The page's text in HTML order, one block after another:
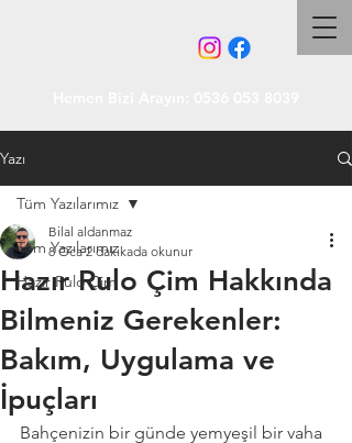
Yazı
Tüm Yazılarımız
Hazır Rulo Çim
Tüm Yazılarımız
Hazır Rulo Çim Hakkında
Bilmeniz Gerekenler:
Bakım, Uygulama ve
İpuçları
Bilal aldanmaz
8 Oca 2 dakikada okunur
Bahçenizin bir günde yemyeşil bir vaha